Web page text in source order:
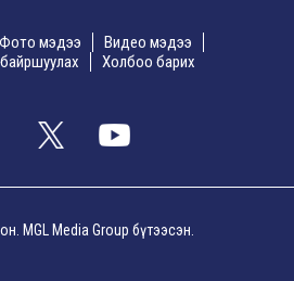
Фото мэдээ
Видео мэдээ
Холбоо барих
MGL Media Group бүтээсэн.